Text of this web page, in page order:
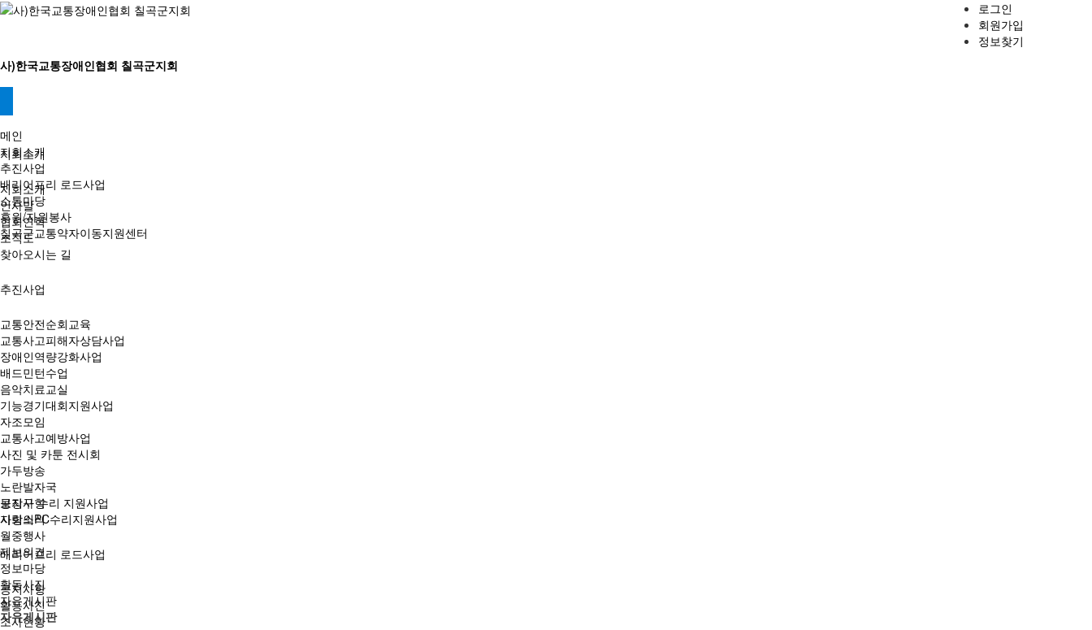
로그인
회원가입
정보찾기
사)한국교통장애인협회 칠곡군지회
지회소개
지회소개
인사말
협회연혁
조직도
찾아오시는 길
추진사업
교통안전순회교육
교통사고피해자상담사업
장애인역량강화사업
배드민턴수업
음악치료교실
기능경기대회지원사업
자조모임
교통사고예방사업
사진 및 카툰 전시회
가두방송
노란발자국
보장구 수리 지원사업
사랑의PC수리지원사업
배리어프리 로드사업
공지사항
활동사진
조사현황
메인
지회소개
추진사업
배리어프리 로드사업
소통마당
후원/자원봉사
칠곡군교통약자이동지원센터
공지사항
지회소식
월중행사
제보의견
정보마당
활동사진
자유게시판
자유게시판